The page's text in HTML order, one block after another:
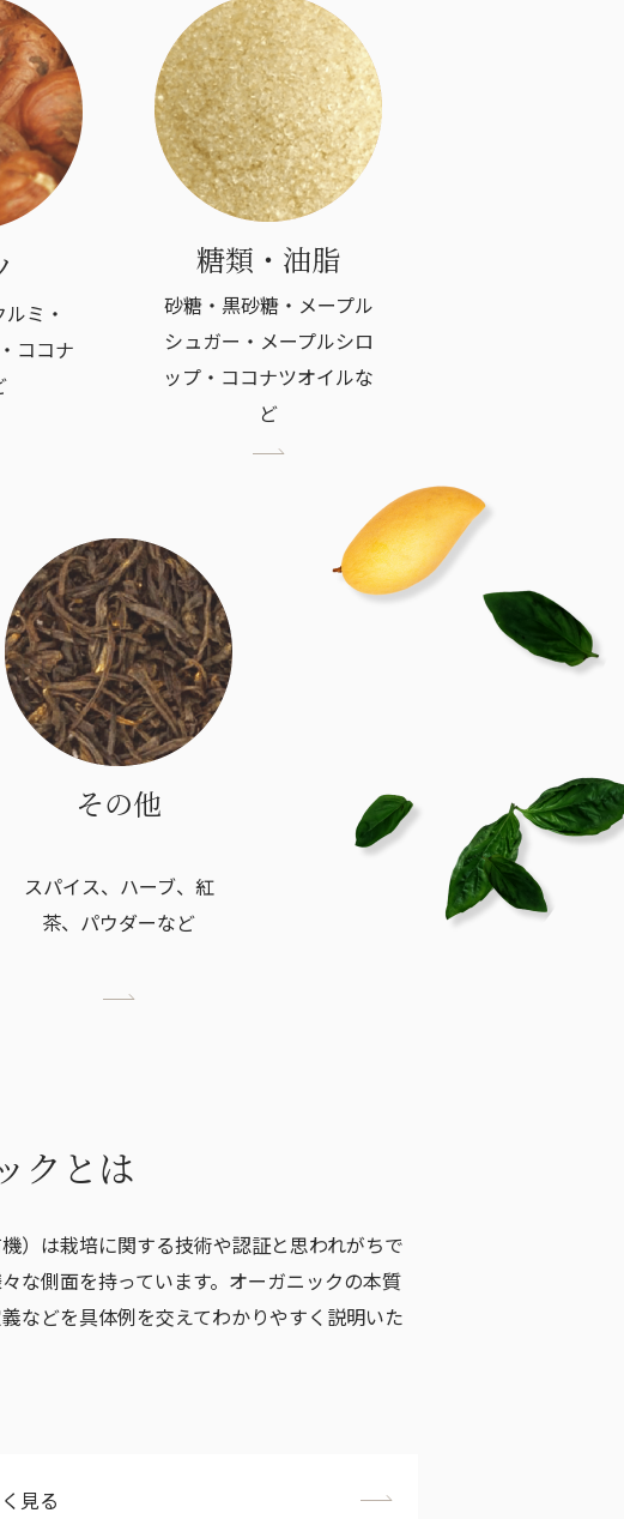
ミ・
ココナ
糖類・油脂
砂糖・黒砂糖・メープル
シュガー・メープルシロ
ップ・ココナツオイルな
ど
その他
スパイス、ハーブ、紅
茶、パウダーなど
クとは
）は栽培に関する技術や認証と思われがちで
な側面を持っています。オーガニックの本質
などを具体例を交えてわかりやすく説明いた
見る